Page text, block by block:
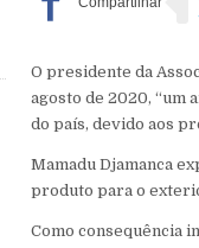
O presidente da
agosto de 2020, “um
do país, devido aos
Mamadu Djamanca
produto para o
Como consequência